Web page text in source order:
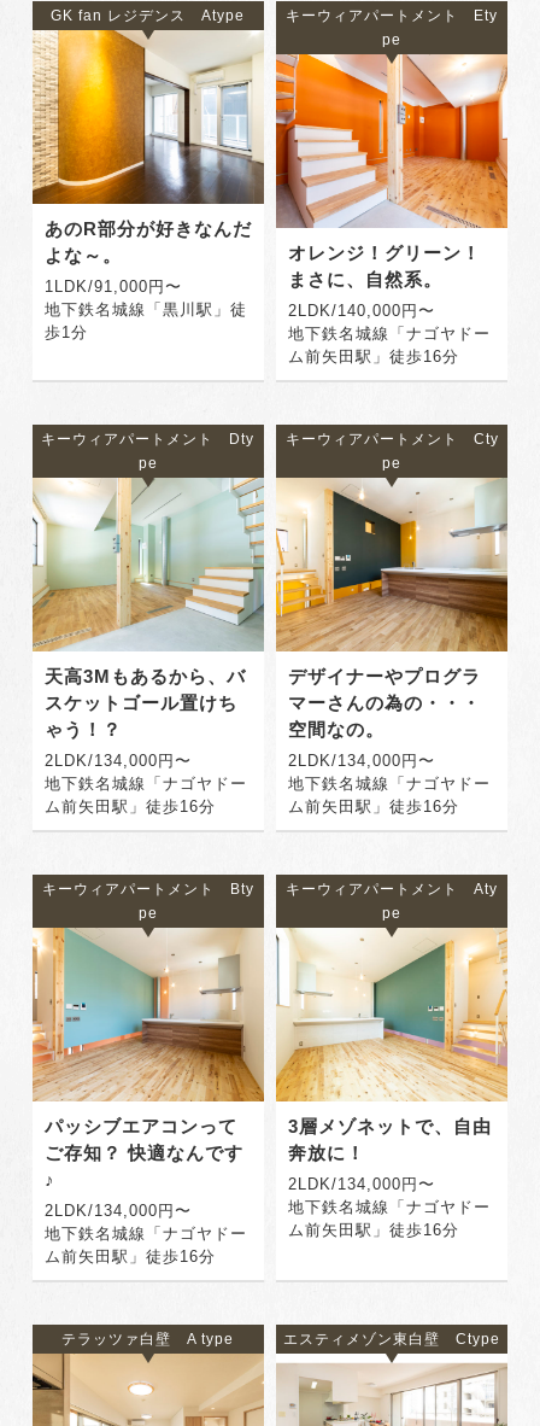
GK fan レジデンス Atype
あのR部分が好きなんだ
よな～。
1LDK/91,000円〜
地下鉄名城線「黒川駅」徒
歩1分
キーウィアパートメント Ety
pe
オレンジ！グリーン！
まさに、自然系。
2LDK/140,000円〜
地下鉄名城線「ナゴヤドー
ム前矢田駅」徒歩16分
キーウィアパートメント Dty
pe
天高3Mもあるから、バ
スケットゴール置けち
ゃう！？
2LDK/134,000円〜
地下鉄名城線「ナゴヤドー
ム前矢田駅」徒歩16分
キーウィアパートメント Cty
pe
デザイナーやプログラ
マーさんの為の・・・
空間なの。
2LDK/134,000円〜
地下鉄名城線「ナゴヤドー
ム前矢田駅」徒歩16分
キーウィアパートメント Bty
pe
パッシブエアコンって
ご存知？ 快適なんです
♪
2LDK/134,000円〜
地下鉄名城線「ナゴヤドー
ム前矢田駅」徒歩16分
キーウィアパートメント Aty
pe
3層メゾネットで、自由
奔放に！
2LDK/134,000円〜
地下鉄名城線「ナゴヤドー
ム前矢田駅」徒歩16分
テラッツァ白壁 A type エスティメゾン東白壁 Ctype